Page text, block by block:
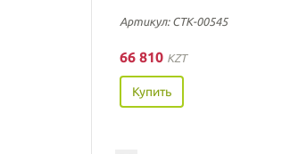
Артикул: СТК-00545
66 810 KZT
Купить